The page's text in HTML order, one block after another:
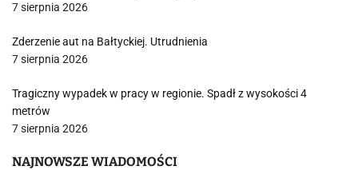
7 sierpnia 2026
Zderzenie aut na Bałtyckiej. Utrudnienia
7 sierpnia 2026
Tragiczny wypadek w pracy w regionie. Spadł z wysokości 4
metrów
7 sierpnia 2026
NAJNOWSZE WIADOMOŚCI